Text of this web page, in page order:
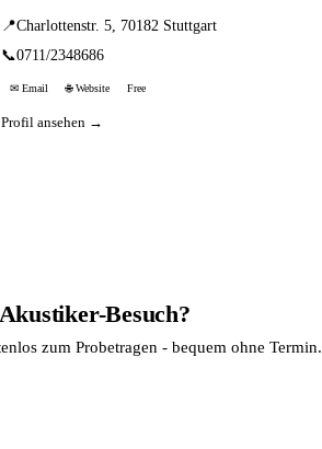
📍Charlottenstr. 5, 70182 Stuttgart
📞0711/2348686
✉ Email 🌐 Website Free
Profil ansehen →
Besuch?
zum Probetragen - bequem ohne Termin.